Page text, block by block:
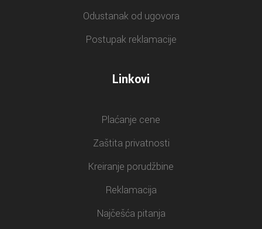
Odustanak od ugovora
Postupak reklamacije
Linkovi
Plaćanje cene
Zaštita privatnosti
Kreiranje porudžbine
Reklamacija
Najčešća pitanja